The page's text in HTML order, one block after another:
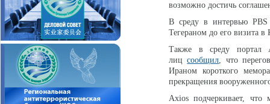
возможно достичь
В среду в интервью
Тегераном до его визита
Также в среду портал
лицсообщил, что
Ираном короткого
прекращения
Axios подчеркивает,